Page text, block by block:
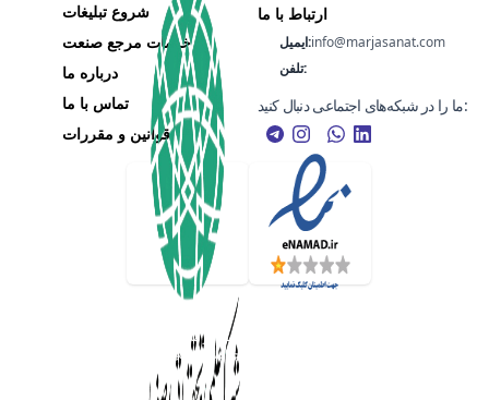
شروع تبلیغات
خدمات مرجع صنعت
درباره ما
تماس با ما
قوانین و مقررات
ارتباط با ما
ایمیل:info@marjasanat.com
تلفن:
ما را در شبکه‌های اجتماعی دنبال کنید:
هر گونه کپی‌برداری از اطلاعات این پورتال فقط با ذکر منبع مجاز می‌باشد، تمامی حقوق این
مرجع صنعت